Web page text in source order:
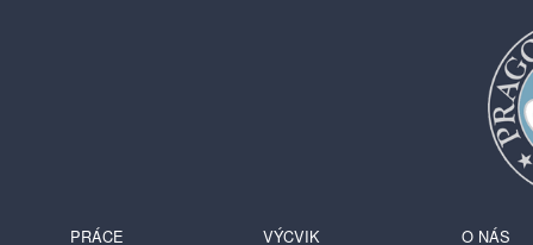
PRÁCE VÝCVIK O NÁS